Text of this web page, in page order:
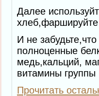
Далее
И не
полноценные
медь,кальций,
витамины
Прочитать